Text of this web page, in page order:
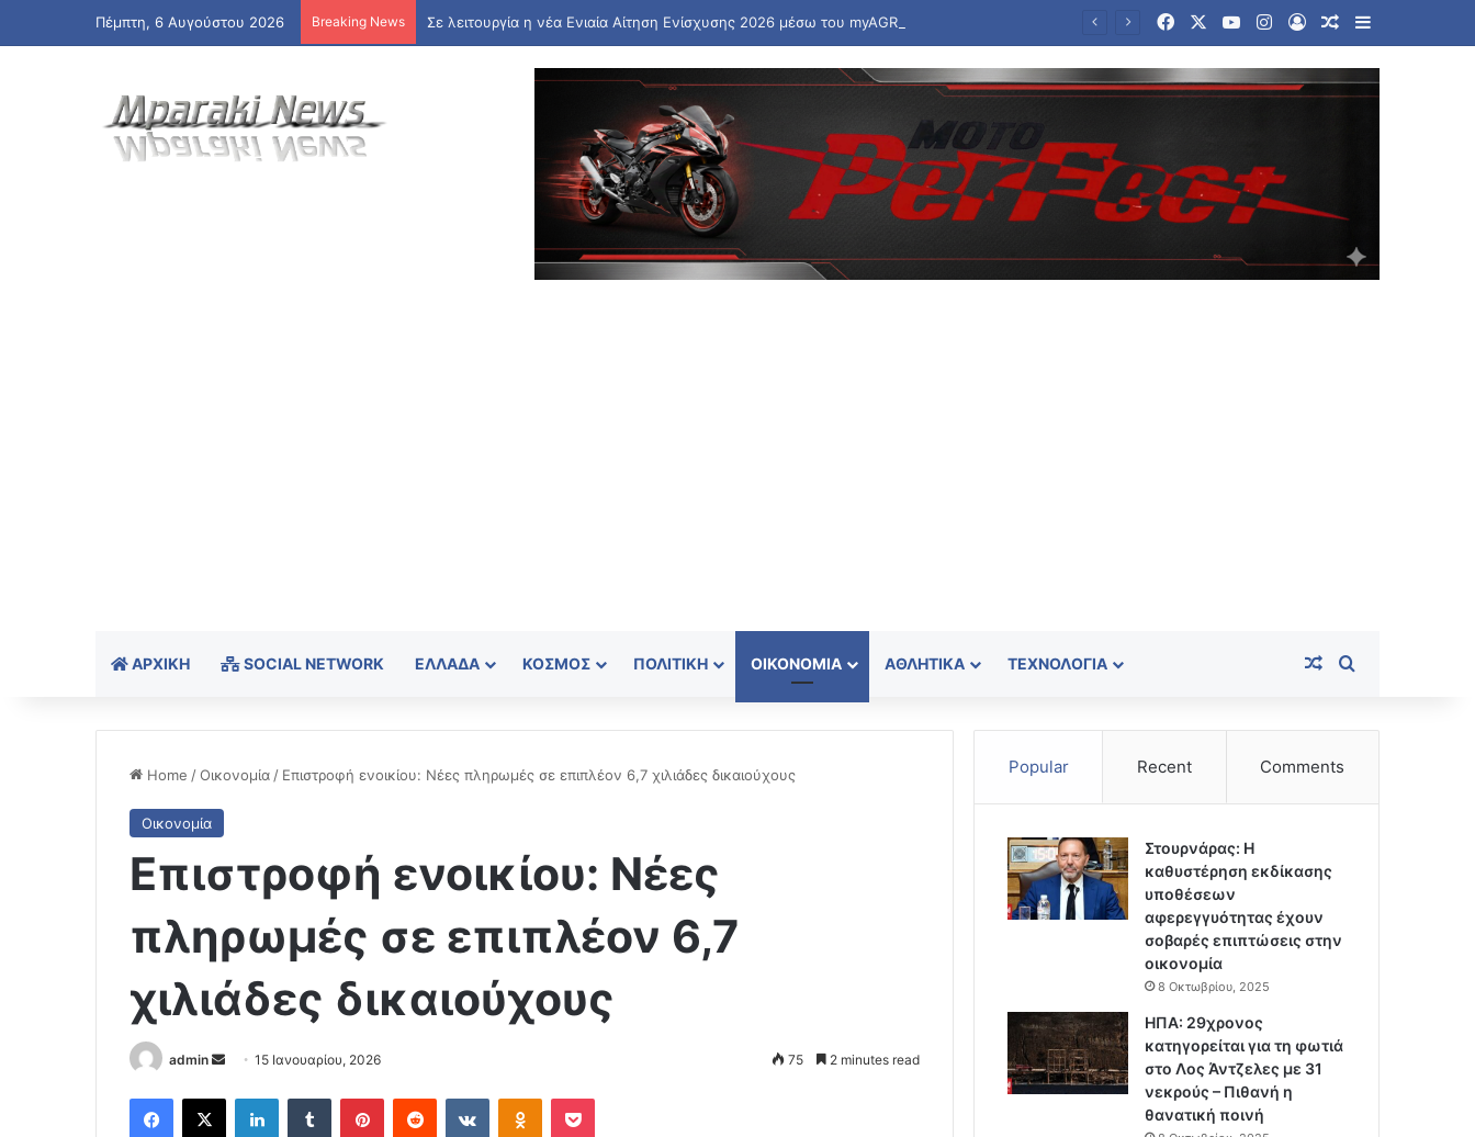
Πέμπτη, 6 Αυγούστου 2026 Breaking News Σε λειτουργία η νέα Ενιαία Αίτηση Ενίσχυσης 2026 μέσω του myAGRO από την ΑΑΔΕ FacebookYouTubeInstagram
Log InRandom Article
Sidebar
ΑΡΧΙΚΉ SOCIAL NETWORK ΕΛΛΆΔΑ ΚΌΣΜΟΣ ΠΟΛΙΤΙΚΉ ΟΙΚΟΝΟΜΊΑ ΑΘΛΗΤΙΚΆ ΤΕΧΝΟΛΟΓΊΑ Random Article
Home /Οικονομία / Επιστροφή ενοικίου: Νέες πληρωμές σε επιπλέον 6,7 χιλιάδες δικαιούχους
Οικονομία
Επιστροφή ενοικίου: Νέες
πληρωμές σε επιπλέον 6,7
χιλιάδες δικαιούχους
admin
Send
email
15 Ιανουαρίου, 2026 75 2 minutes read
Facebook
X LinkedInTumblr PinterestReddit VKontakteOdnoklassniki
Pocket
Popular Recent Comments
Στουρνάρας: Η
καθυστέρηση εκδίκασης
υποθέσεων
αφερεγγυότητας έχουν
σοβαρές επιπτώσεις στην
οικονομία
8 Οκτωβρίου, 2025
ΗΠΑ: 29χρονος
κατηγορείται για τη φωτιά
στο Λος Άντζελες με 31
νεκρούς – Πιθανή η
θανατική ποινή